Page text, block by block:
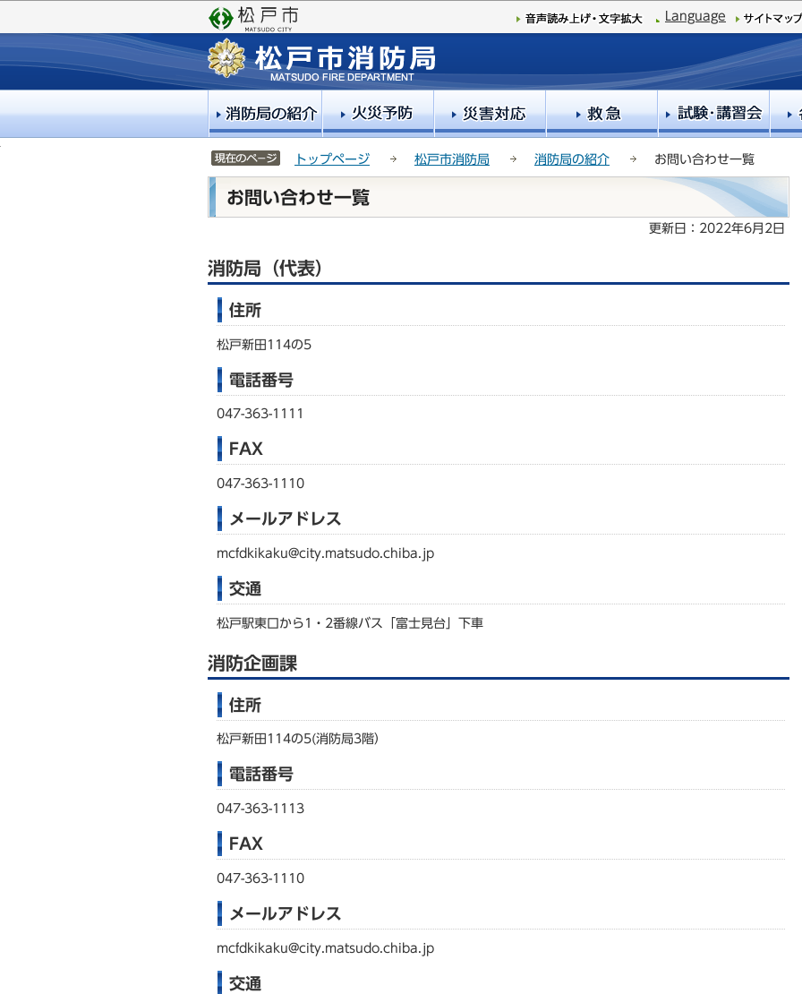
ペ
ー
ジ
頭
ト
メ
ニ
こ
このページの本文へ移動Language
サイトメニューここまで
トップページ 松戸市消防局 消防局の紹介 お問い合わせ一覧
本
か
ら
お問い合わせ一覧
更新日：2022年6月2日
消防局（代表）
住所
松戸新田114の5
電話番号
047-363-1111
FAX
047-363-1110
メールアドレス
mcfdkikaku@city.matsudo.chiba.jp
交通
松戸駅東口から1・2番線バス「富士見台」下車
消防企画課
住所
松戸新田114の5(消防局3階）
電話番号
047-363-1113
FAX
047-363-1110
メールアドレス
mcfdkikaku@city.matsudo.chiba.jp
交通